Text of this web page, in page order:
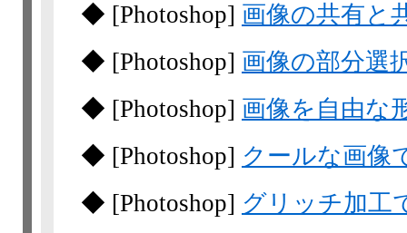
◆ [Photoshop] 画像の共有と
◆ [Photoshop] 画像の部分選
◆ [Photoshop] 画像を自由な
◆ [Photoshop] クールな画像
◆ [Photoshop] グリッチ加工